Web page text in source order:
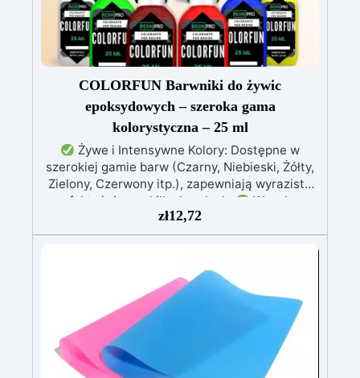
prace kredowe i żywiczne. Poznaj świat
nieograniczonych możliwości! Kliknij „Dodaj do
koszyka” i poruszaj się po cudownym świecie
ręcznie robionego mydła. Spersonalizuj swoje
produkty kosmetyczne za pomocą zapachów i
barwników mydlanych. Satysfakcja
gwarantowana!
rozpuszczalników.
COLORFUN Barwniki do żywic
epoksydowych – szeroka gama
kolorystyczna – 25 ml
Żywe i Intensywne Kolory: Dostępne w
szerokiej gamie barw (Czarny, Niebieski, Żółty,
Zielony, Czerwony itp.), zapewniają wyraziste
efekty już przy kilku kroplach.
Wysoka
Koncentracja: Możliwość regulacji
przezroczystości – od delikatnego odcienia po
Łatwość Użycia: Dodaj do
komponentu A żywicy i mieszaj, aż uzyskasz
pożądany kolor; mieszaj kolory, aby stworzyć
unikalne odcienie.
Kompatybilność z
Żywicami Epoksydowymi i Akrylowymi:
Opracowana specjalnie do żywic epoksydowych
zł12,72